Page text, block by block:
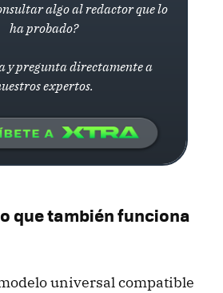
algo al redactor que lo
ha probado?
y pregunta directamente a
expertos.
que también funciona
universal compatible